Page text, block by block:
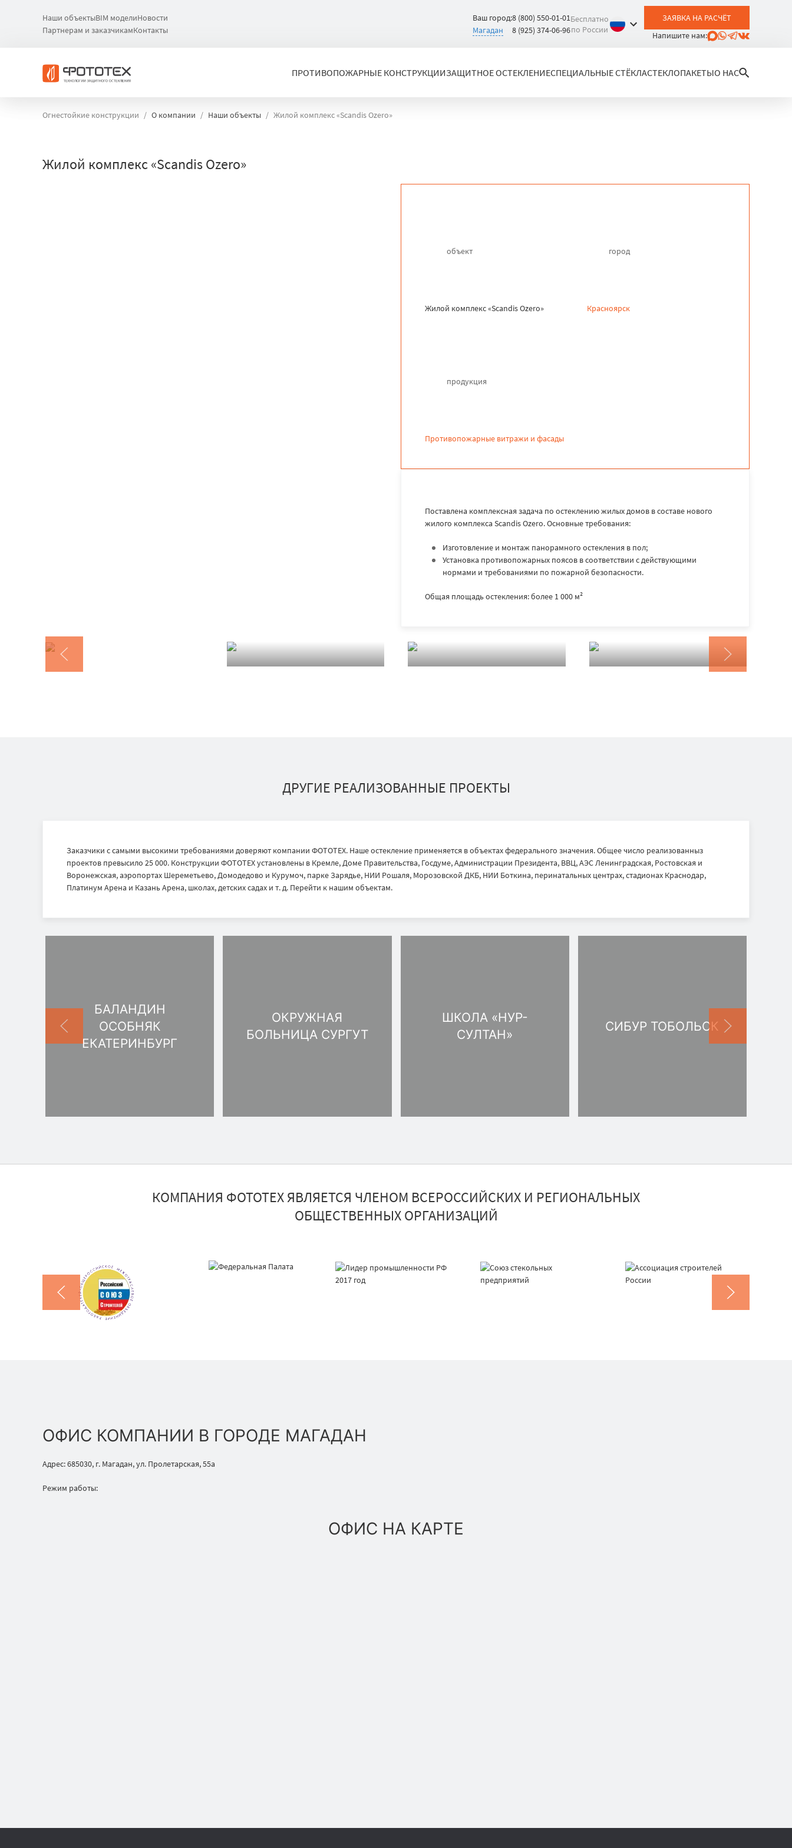
Наши объектыBIM моделиНовости
Партнерам и заказчикамКонтакты
Ваш город:
Магадан
8 (800) 550-01-01
8 (925) 374-06-96
Бесплатно
по России
ЗАЯВКА НА РАСЧЁТ
Напишите нам:
ПРОТИВОПОЖАРНЫЕ КОНСТРУКЦИИЗАЩИТНОЕ ОСТЕКЛЕНИЕСПЕЦИАЛЬНЫЕ СТЁКЛАСТЕКЛОПАКЕТЫО НАС
Огнестойкие конструкции О компании Наши объекты Жилой комплекс «Scandis Ozero»
Жилой комплекс «Scandis Ozero»
объект
Жилой комплекс «Scandis Ozero»
город
Красноярск
продукция
Противопожарные витражи и фасады
Поставлена комплексная задача по остеклению жилых домов в составе нового
жилого комплекса Scandis Ozero. Основные требования:
Изготовление и монтаж панорамного остекления в пол;
Установка противопожарных поясов в соответствии с действующими
нормами и требованиями по пожарной безопасности.
Общая площадь остекления: более 1 000 м²
ДРУГИЕ РЕАЛИЗОВАННЫЕ ПРОЕКТЫ
Заказчики с самыми высокими требованиями доверяют компании ФОТОТЕХ. Наше остекление применяется в объектах федерального значения. Общее число реализованныз
проектов превысило 25 000. Конструкции ФОТОТЕХ установлены в Кремле, Доме Правительства, Госдуме, Администрации Президента, ВВЦ, АЭС Ленинградская, Ростовская и
Воронежская, аэропортах Шереметьево, Домодедово и Курумоч, парке Зарядье, НИИ Рошаля, Морозовской ДКБ, НИИ Боткина, перинатальных центрах, стадионах Краснодар,
Платинум Арена и Казань Арена, школах, детских садах и т. д. Перейти к нашим объектам.
БАЛАНДИН
ОСОБНЯК
ЕКАТЕРИНБУРГ
ОКРУЖНАЯ
БОЛЬНИЦА CУРГУТ
ШКОЛА «НУР-
СУЛТАН»
СИБУР ТОБОЛЬСК
КОМПАНИЯ ФОТОТЕХ ЯВЛЯЕТСЯ ЧЛЕНОМ ВСЕРОССИЙСКИХ И РЕГИОНАЛЬНЫХ
ОБЩЕСТВЕННЫХ ОРГАНИЗАЦИЙ
ОФИС КОМПАНИИ В ГОРОДЕ МАГАДАН
Адрес: 685030, г. Магадан, ул. Пролетарская, 55а
Режим работы:
ОФИС НА КАРТЕ